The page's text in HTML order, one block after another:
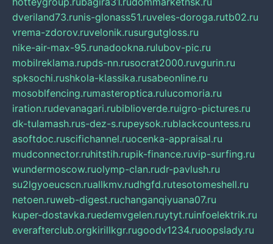
dveriland73.runis-glonass51.ruveles-doroga.rutb02.ru
vrema-zdorov.ruvelonik.rusurgutgloss.ru
nike-air-max-95.runadookna.rulubov-pic.ru
mobilreklama.rupds-nn.rusocrat2000.ruvgurin.ru
spksochi.rushkola-klassika.rusabeonline.ru
mosoblfencing.rumasteroptica.rulucomoria.ru
iration.rudevanagari.rubiblioverde.ruigro-pictures.ru
dk-tulamash.rus-dez-s.rupeysok.rublackcountess.ru
asoftdoc.ruscifichannel.ruocenka-appraisal.ru
mudconnector.ruhitstih.rupik-finance.ruvip-surfing.ru
wundermoscow.ruolymp-clan.rudr-pavlush.ru
su2lgyoeucscn.ruallkmv.rudhgfd.rutesotomeshell.ru
netoen.ruweb-digest.ruchanganqiyuana07.ru
kuper-dostavka.ruedemvgelen.ruytyt.ruinfoelektrik.ru
everafterclub.orgkirillkgr.rugoodv1234.ruoopslady.ru